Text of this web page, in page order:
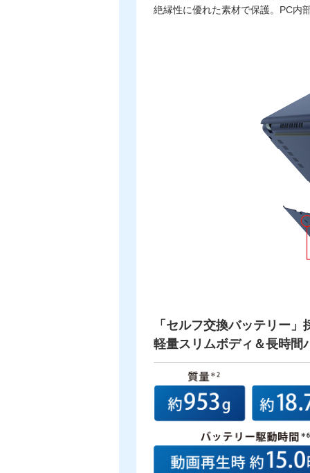
絶縁性に優れた素材で保護。PC内
「セルフ交換バッテリー」
軽量スリムボディ＆長時間